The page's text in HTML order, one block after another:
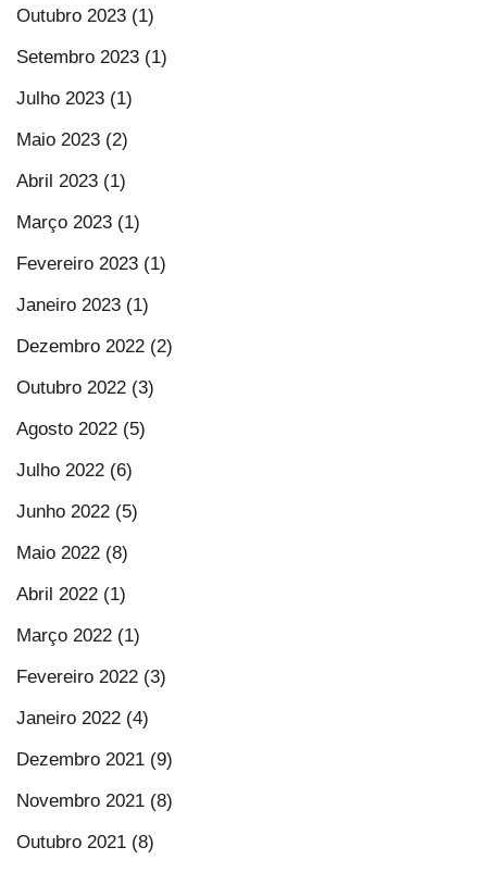
Outubro 2023 (1)
Setembro 2023 (1)
Julho 2023 (1)
Maio 2023 (2)
Abril 2023 (1)
Março 2023 (1)
Fevereiro 2023 (1)
Janeiro 2023 (1)
Dezembro 2022 (2)
Outubro 2022 (3)
Agosto 2022 (5)
Julho 2022 (6)
Junho 2022 (5)
Maio 2022 (8)
Abril 2022 (1)
Março 2022 (1)
Fevereiro 2022 (3)
Janeiro 2022 (4)
Dezembro 2021 (9)
Novembro 2021 (8)
Outubro 2021 (8)